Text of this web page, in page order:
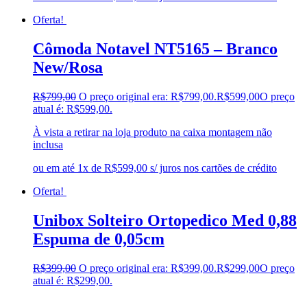
Oferta!
Cômoda Notavel NT5165 – Branco
New/Rosa
R$799,00 O preço original era: R$799,00.R$599,00O preço
atual é: R$599,00.
À vista a retirar na loja produto na caixa montagem não
inclusa
ou em até 1x de R$599,00 s/ juros nos cartões de crédito
Oferta!
Unibox Solteiro Ortopedico Med 0,88
Espuma de 0,05cm
R$399,00 O preço original era: R$399,00.R$299,00O preço
atual é: R$299,00.